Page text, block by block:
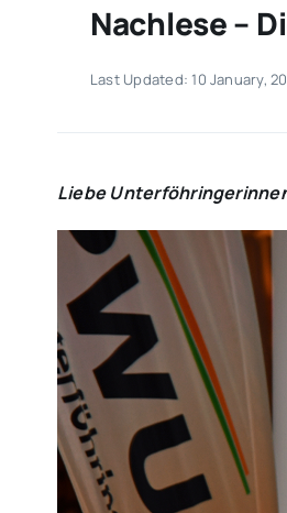
Nachlese –
Last Updated: 10 January,
Liebe